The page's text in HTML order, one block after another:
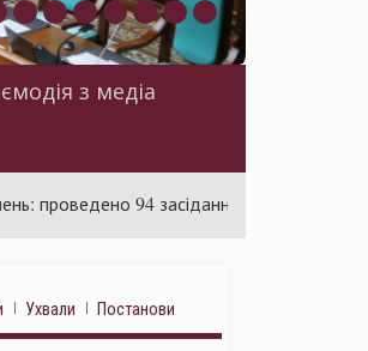
з медіа
94 засідання та ухвалено 85 актів
Ухвали Постанови